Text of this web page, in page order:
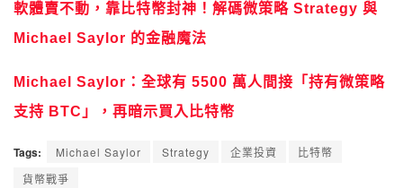
軟體賣不動，靠比特幣封神！解碼微策略 Strategy 與
Michael Saylor 的金融魔法
Michael Saylor：全球有 5500 萬人間接「持有微策略
支持 BTC」，再暗示買入比特幣
Tags: Michael Saylor Strategy 企業投資
比特幣
貨幣戰爭